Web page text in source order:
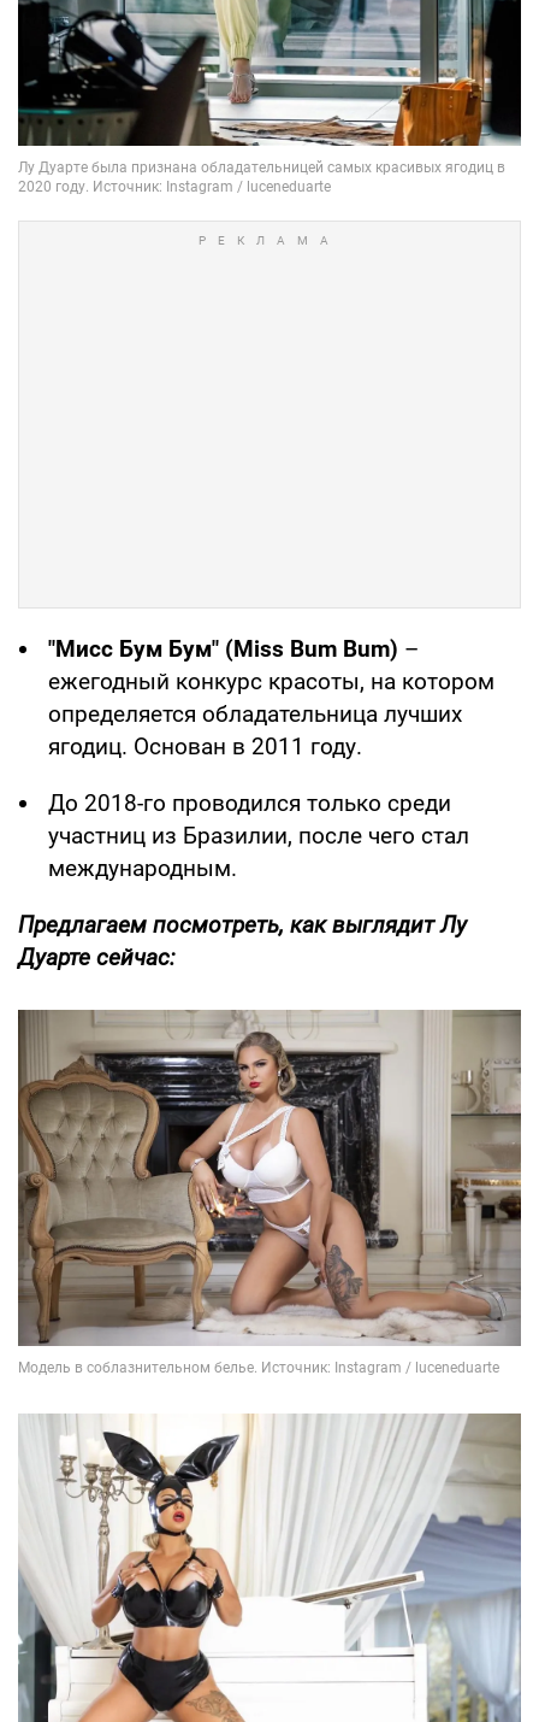
"Мисс Бум Бум" (Miss Bum Bum) –
ежегодный конкурс красоты, на котором
определяется обладательница лучших
ягодиц. Основан в 2011 году.
До 2018-го проводился только среди
участниц из Бразилии, после чего стал
международным.
Предлагаем посмотреть, как выглядит Лу
Дуарте сейчас: